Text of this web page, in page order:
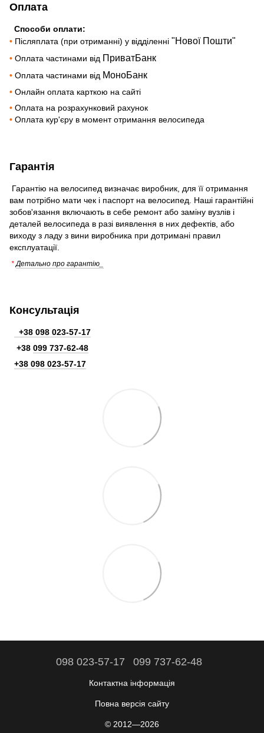
Оплата
Способи оплати:
• Післяплата (при отриманні) у відділенні "Нової Пошти"
• Оплата частинами від ПриватБанк
• Оплата частинами від МоноБанк
• Онлайн оплата карткою на сайті
• Оплата на розрахунковий рахунок
• Оплата кур'єру в момент отримання велосипеда
Гарантія
Гарантію на велосипед визначає виробник, для її отримання
вам потрібно мати чек і паспорт на велосипед. Наші гарантійні
зобов'язання включають в себе ремонт або заміну вузлів і
деталей велосипеда в разі виявлення в них дефектів, або
виходу з ладу з вини виробника при дотримані правил
експлуатації.
* Детально про гарантію_
Консультація
+38 098 023-57-17
+38 099 737-62-48
+38 098 023-57-17
098 023-57-17 099 737-62-48
Контактна інформація
Повна версія сайту
© 2012—2026